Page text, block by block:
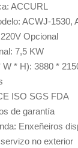
ACCURL
ACWJ-1530,
Opcional
7,5 KW
W * H): 3880 *
ISO SGS FDA
de garantía
Enxeñeiros
no exterior